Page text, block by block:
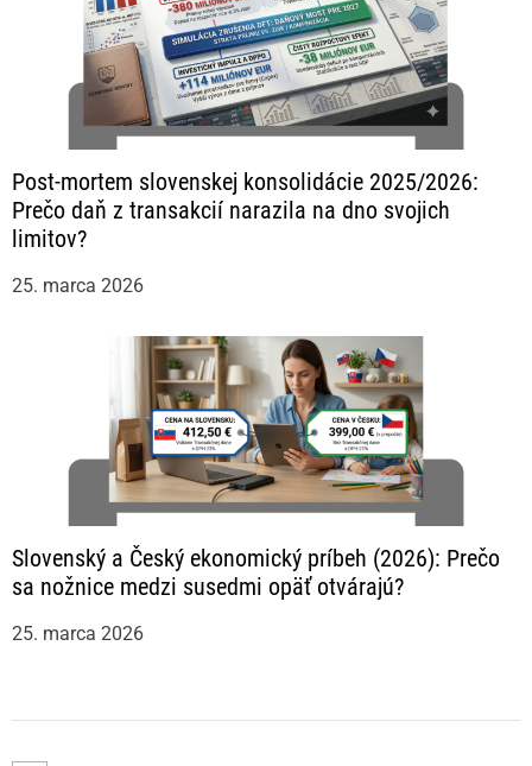
Post-mortem slovenskej konsolidácie 2025/2026:
Prečo daň z transakcií narazila na dno svojich
limitov?
25. marca 2026
Slovenský a Český ekonomický príbeh (2026): Prečo
sa nožnice medzi susedmi opäť otvárajú?
25. marca 2026